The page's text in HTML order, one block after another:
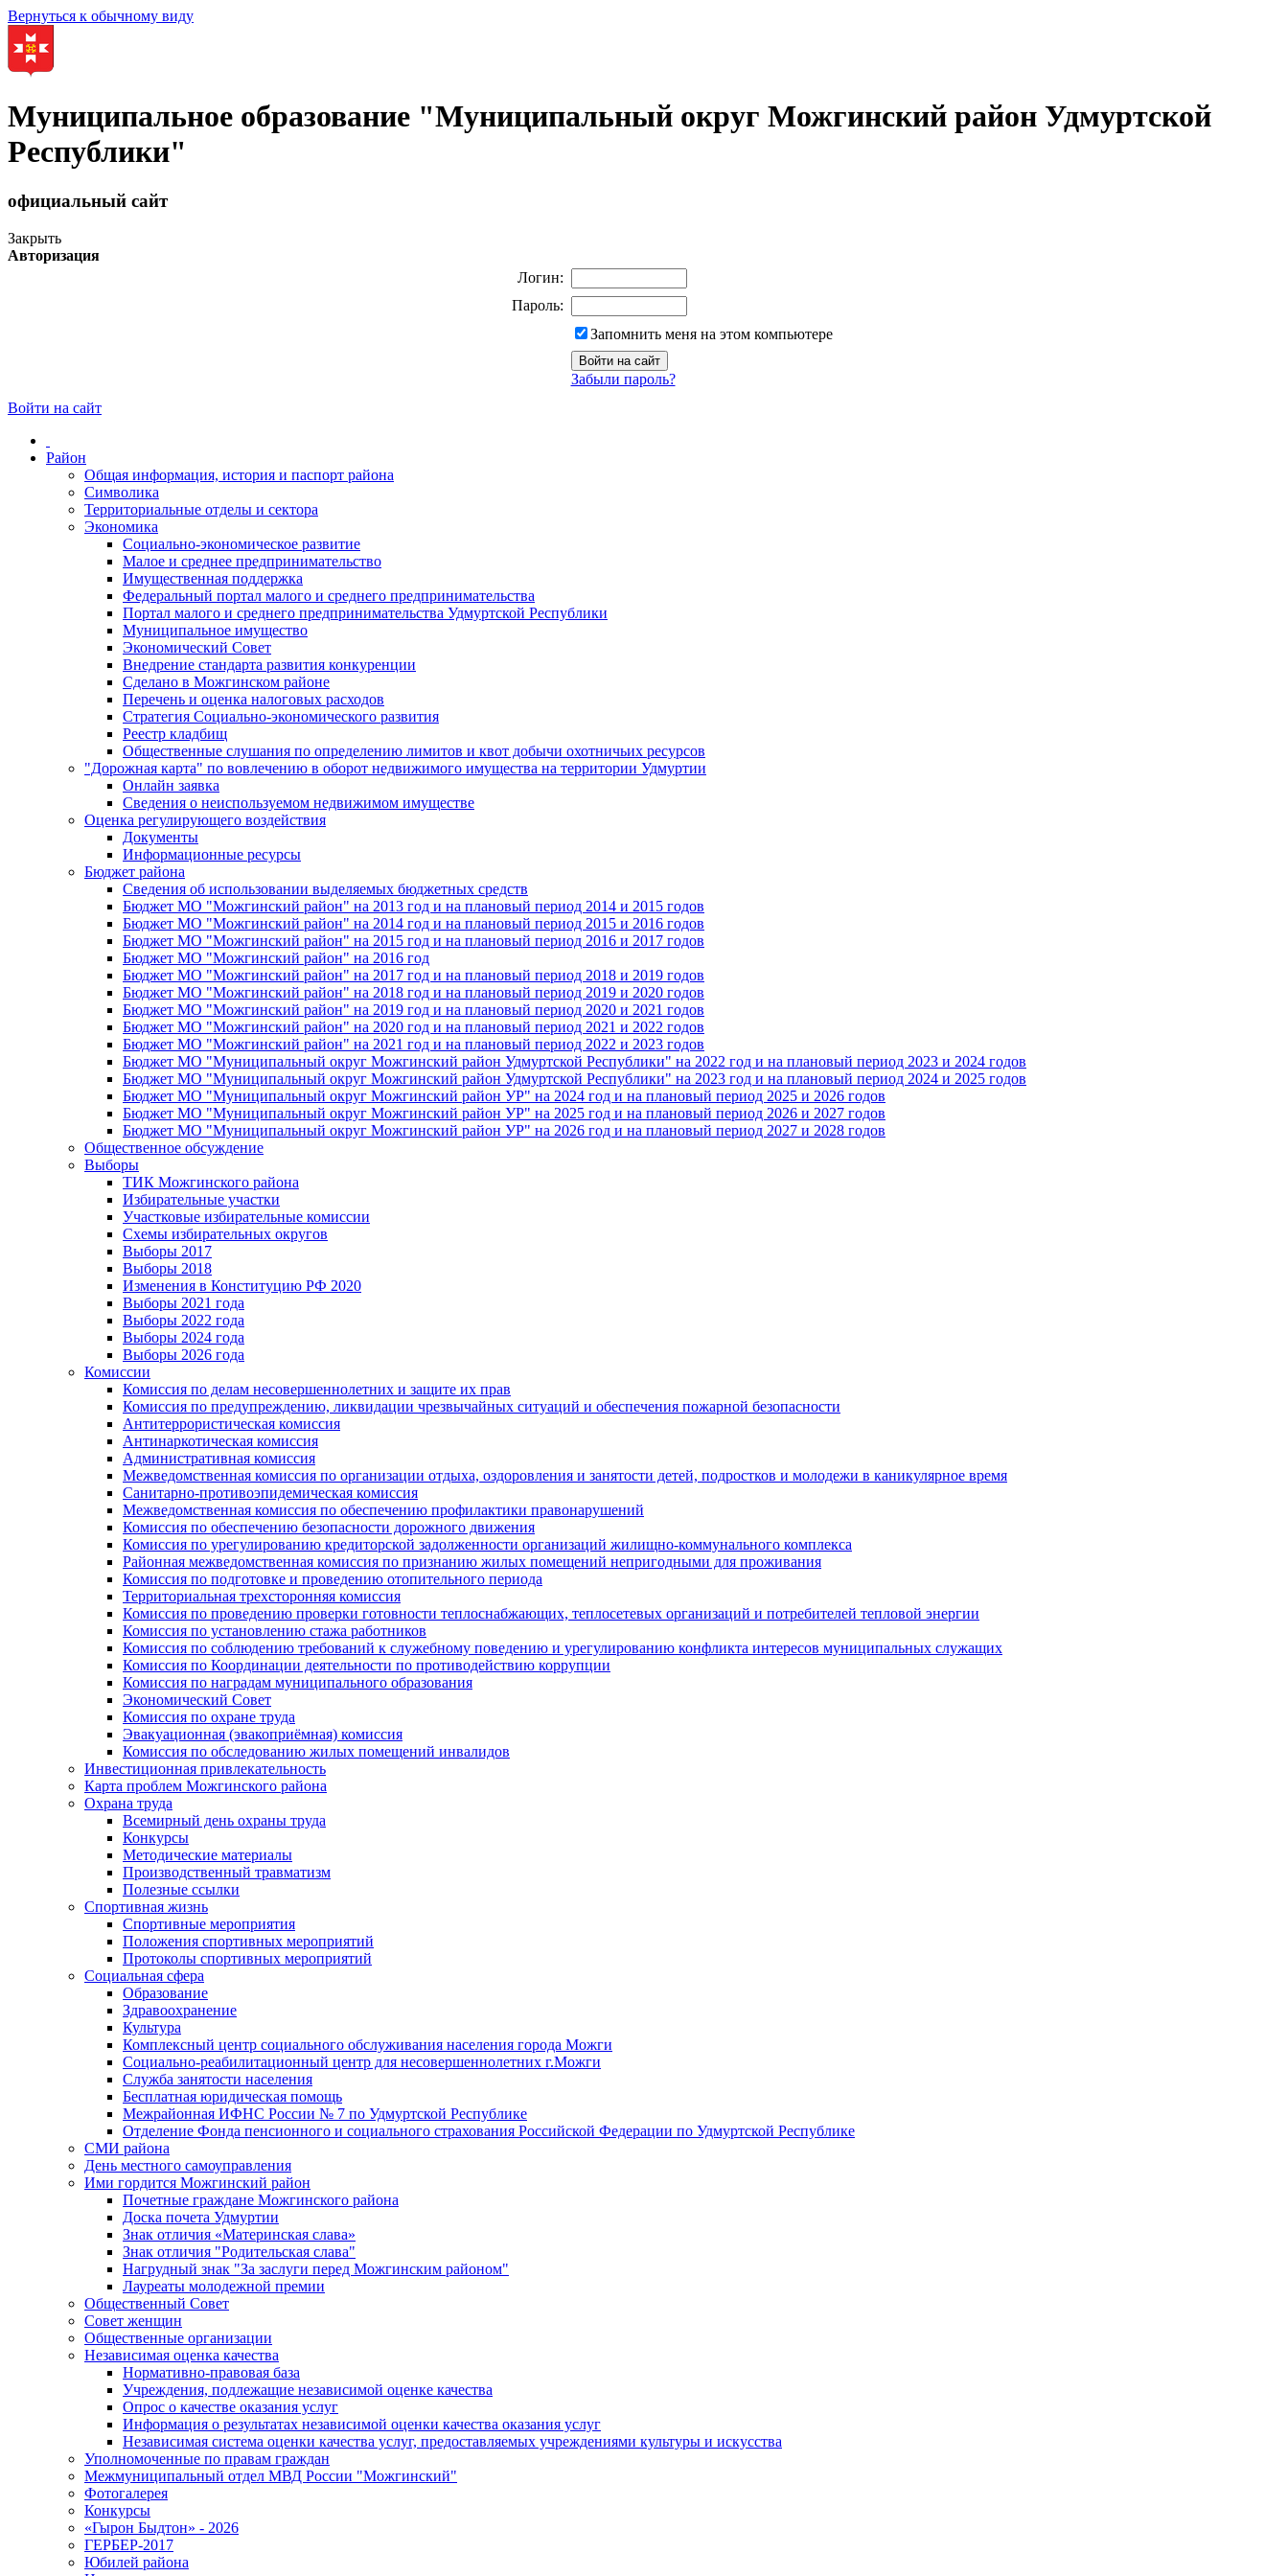
Вернуться к обычному виду
Муниципальное образование "Муниципальный округ Можгинский район Удмуртской
Республики"
официальный сайт
Закрыть
Авторизация
Логин:
Пароль:
Запомнить меня на этом компьютере
Забыли пароль?
Войти на сайт
Район
Общая информация, история и паспорт района
Символика
Территориальные отделы и сектора
Экономика
Социально-экономическое развитие
Малое и среднее предпринимательство
Имущественная поддержка
Федеральный портал малого и среднего предпринимательства
Портал малого и среднего предпринимательства Удмуртской Республики
Муниципальное имущество
Экономический Совет
Внедрение стандарта развития конкуренции
Сделано в Можгинском районе
Перечень и оценка налоговых расходов
Стратегия Социально-экономического развития
Реестр кладбищ
Общественные слушания по определению лимитов и квот добычи охотничьих ресурсов
"Дорожная карта" по вовлечению в оборот недвижимого имущества на территории Удмуртии
Онлайн заявка
Сведения о неиспользуемом недвижимом имуществе
Оценка регулирующего воздействия
Документы
Информационные ресурсы
Бюджет района
Сведения об использовании выделяемых бюджетных средств
Бюджет МО "Можгинский район" на 2013 год и на плановый период 2014 и 2015 годов
Бюджет МО "Можгинский район" на 2014 год и на плановый период 2015 и 2016 годов
Бюджет МО "Можгинский район" на 2015 год и на плановый период 2016 и 2017 годов
Бюджет МО "Можгинский район" на 2016 год
Бюджет МО "Можгинский район" на 2017 год и на плановый период 2018 и 2019 годов
Бюджет МО "Можгинский район" на 2018 год и на плановый период 2019 и 2020 годов
Бюджет МО "Можгинский район" на 2019 год и на плановый период 2020 и 2021 годов
Бюджет МО "Можгинский район" на 2020 год и на плановый период 2021 и 2022 годов
Бюджет МО "Можгинский район" на 2021 год и на плановый период 2022 и 2023 годов
Бюджет МО "Муниципальный округ Можгинский район Удмуртской Республики" на 2022 год и на плановый период 2023 и 2024 годов
Бюджет МО "Муниципальный округ Можгинский район Удмуртской Республики" на 2023 год и на плановый период 2024 и 2025 годов
Бюджет МО "Муниципальный округ Можгинский район УР" на 2024 год и на плановый период 2025 и 2026 годов
Бюджет МО "Муниципальный округ Можгинский район УР" на 2025 год и на плановый период 2026 и 2027 годов
Бюджет МО "Муниципальный округ Можгинский район УР" на 2026 год и на плановый период 2027 и 2028 годов
Общественное обсуждение
Выборы
ТИК Можгинского района
Избирательные участки
Участковые избирательные комиссии
Схемы избирательных округов
Выборы 2017
Выборы 2018
Изменения в Конституцию РФ 2020
Выборы 2021 года
Выборы 2022 года
Выборы 2024 года
Выборы 2026 года
Комиссии
Комиссия по делам несовершеннолетних и защите их прав
Комиссия по предупреждению, ликвидации чрезвычайных ситуаций и обеспечения пожарной безопасности
Антитеррористическая комиссия
Антинаркотическая комиссия
Административная комиссия
Межведомственная комиссия по организации отдыха, оздоровления и занятости детей, подростков и молодежи в каникулярное время
Санитарно-противоэпидемическая комиссия
Межведомственная комиссия по обеспечению профилактики правонарушений
Комиссия по обеспечению безопасности дорожного движения
Комиссия по урегулированию кредиторской задолженности организаций жилищно-коммунального комплекса
Районная межведомственная комиссия по признанию жилых помещений непригодными для проживания
Комиссия по подготовке и проведению отопительного периода
Территориальная трехсторонняя комиссия
Комиссия по проведению проверки готовности теплоснабжающих, теплосетевых организаций и потребителей тепловой энергии
Комиссия по установлению стажа работников
Комиссия по соблюдению требований к служебному поведению и урегулированию конфликта интересов муниципальных служащих
Комиссия по Координации деятельности по противодействию коррупции
Комиссия по наградам муниципального образования
Экономический Совет
Комиссия по охране труда
Эвакуационная (эвакоприёмная) комиссия
Комиссия по обследованию жилых помещений инвалидов
Инвестиционная привлекательность
Карта проблем Можгинского района
Охрана труда
Всемирный день охраны труда
Конкурсы
Методические материалы
Производственный травматизм
Полезные ссылки
Спортивная жизнь
Спортивные мероприятия
Положения спортивных мероприятий
Протоколы спортивных мероприятий
Социальная сфера
Образование
Здравоохранение
Культура
Комплексный центр социального обслуживания населения города Можги
Социально-реабилитационный центр для несовершеннолетних г.Можги
Служба занятости населения
Бесплатная юридическая помощь
Межрайонная ИФНС России № 7 по Удмуртской Республике
Отделение Фонда пенсионного и социального страхования Российской Федерации по Удмуртской Республике
СМИ района
День местного самоуправления
Ими гордится Можгинский район
Почетные граждане Можгинского района
Доска почета Удмуртии
Знак отличия «Материнская слава»
Знак отличия "Родительская слава"
Нагрудный знак "За заслуги перед Можгинским районом"
Лауреаты молодежной премии
Общественный Совет
Совет женщин
Общественные организации
Независимая оценка качества
Нормативно-правовая база
Учреждения, подлежащие независимой оценке качества
Опрос о качестве оказания услуг
Информация о результатах независимой оценки качества оказания услуг
Независимая система оценки качества услуг, предоставляемых учреждениями культуры и искусства
Уполномоченные по правам граждан
Межмуниципальный отдел МВД России "Можгинский"
Фотогалерея
Конкурсы
«Гырон Быдтон» - 2026
ГЕРБЕР-2017
Юбилей района